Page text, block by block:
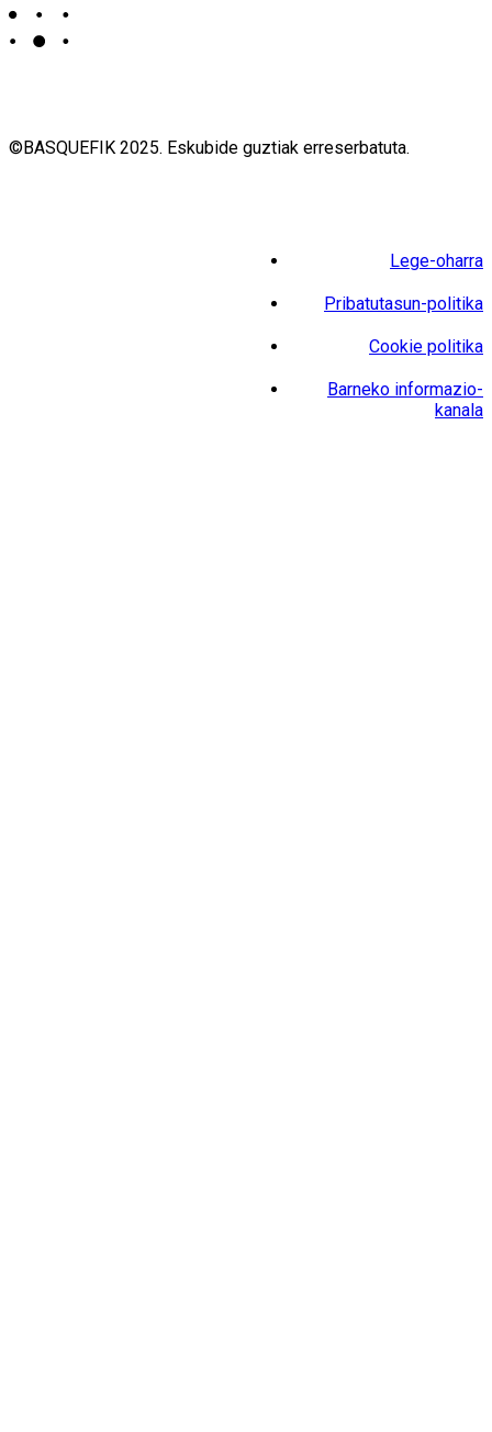
©BASQUEFIK 2025. Eskubide guztiak erreserbatuta.
Lege-oharra
Pribatutasun-politika
Cookie politika
Barneko informazio-
kanala